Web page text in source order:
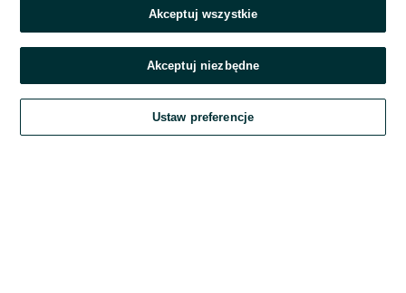
Zaloguj się
Kontynuując za pośrednictwem jednego z dostawców wskazanych powyżej,
OLX.pl w jego aktualnym brzmieniu.
Akceptuj wszystkie
Akceptuj niezbędne
Ustaw preferencje